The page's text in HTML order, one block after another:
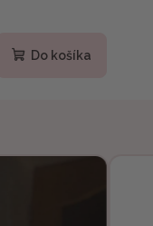
Do košíka